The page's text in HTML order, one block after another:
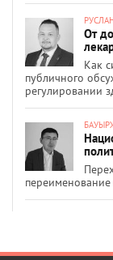
От
Как
публичного
регулировании